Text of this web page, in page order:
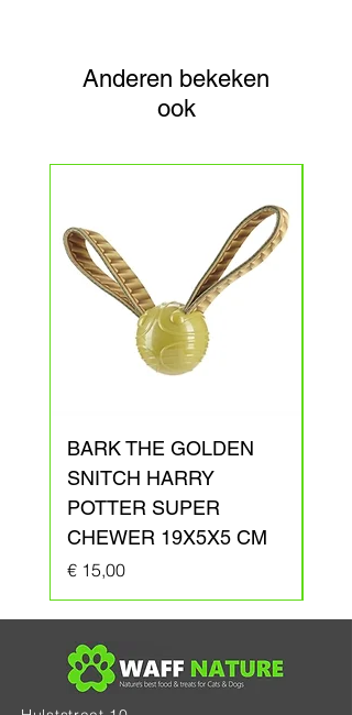
Anderen bekeken
ook
BARK THE GOLDEN
SNITCH HARRY
POTTER SUPER
CHEWER 19X5X5 CM
Prijs
€ 15,00